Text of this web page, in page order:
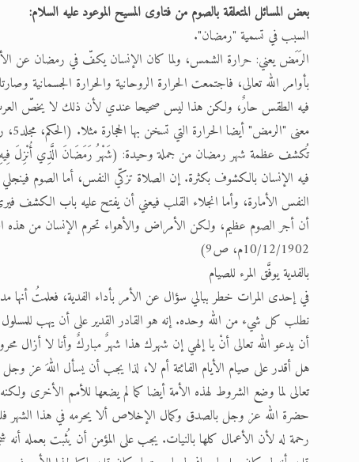
بعض المسائل المتعلقة بالصوم من فتاوى المسيح الموعود عليه السلام:
السبب في تسمية "رمضان".
الرَمَض يعني: حرارة الشمس، ولما كان الإنسان يكفّ في رمضان عن
بأوامر الله تعالى، فاجتمعت الحرارة الروحانية والحرارة
فيه الطقس حارٌ، ولكن هذا ليس صحيحا عندي لأن ذلك لا يخصّ العرب
معنى "الرمض" أيضا الحرارة التي تسخن بها الحجارة مثلا. (الحكم، مجلد5، رقم27، عدد 24/ 7/1901م، ص2)
تُكشف عظمة شهر رمضان من جملة وحيدة: (شَهْرُ رَمَضَانَ الَّذِي أُنْزِلَ فِيهِ
فيه الإنسان بالكشوف بكثرة. إن الصلاة تزكّي النفس، أما الصوم
النفس الأمارة، وأما انجلاء القلب فيعني أن يفتح عليه باب الكشف
أن أجر الصوم عظيم، ولكن الأمراض والأهواء تحرم الإنسان من هذه
10/12/1902م، ص9)
بالفدية يوفَّق المرء للصيام
في إحدى المرات خطر ببالي سؤال عن الأمر بأداء الفدية، فعلمتُ أنها
نطلب كل شيء من الله وحده. إنه هو القادر القدير على أن يهب
أن يدعو الله تعالى أنْ يا إلهي إن شهرك هذا شهرٌ مباركٌ وأنا لا أزال
هل أقدر على صيام الأيام الفائتة أم لا، لذا يجب أن يسأل اللهَ عز
تعالى لما وضع الشروط لهذه الأمة أيضا كما لم يضعها للأمم الأخرى
حضرة الله عز وجل بالصدق وكمال الإخلاص ألا يحرمه في هذا الشهر
رحمة له لأن الأعمال كلها بالنيات. يجب على المؤمن أن يُثبت بعمله